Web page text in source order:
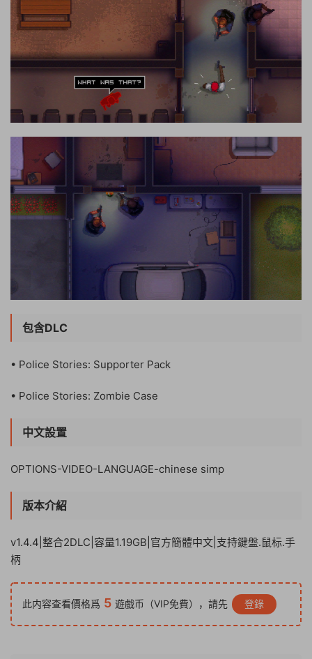
包含DLC
• Police Stories: Supporter Pack
• Police Stories: Zombie Case
中文設置
OPTIONS-VIDEO-LANGUAGE-chinese simp
版本介紹
v1.4.4|整合2DLC|容量1.19GB|官方簡體中文|支持鍵盤.鼠标.手
柄
此内容查看價格爲 5 遊戲币（VIP免費），請先 登錄